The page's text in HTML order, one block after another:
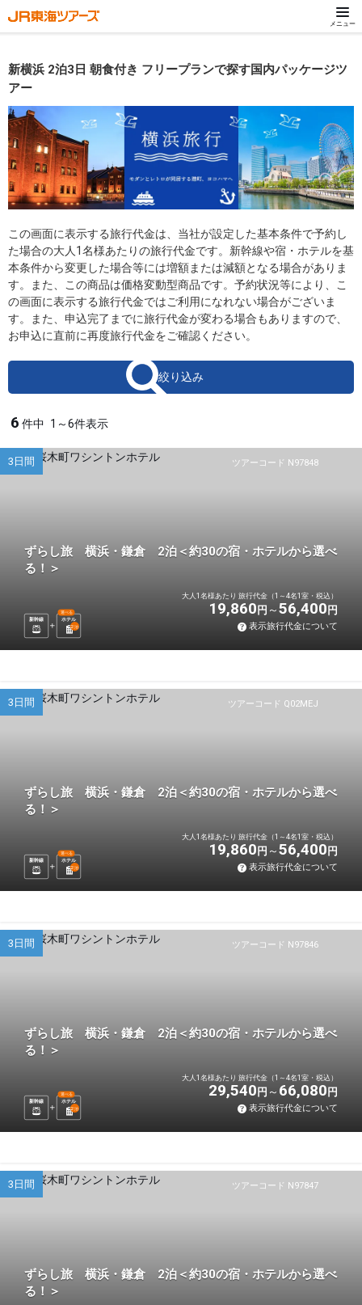
メニュー
新横浜 2泊3日 朝食付き フリープランで探す国内パッケージツ
アー
この画面に表示する旅行代金は、当社が設定した基本条件で予約し
た場合の大人1名様あたりの旅行代金です。新幹線や宿・ホテルを基
本条件から変更した場合等には増額または減額となる場合がありま
す。また、この商品は価格変動型商品です。予約状況等により、こ
の画面に表示する旅行代金ではご利用になれない場合がございま
す。また、申込完了までに旅行代金が変わる場合もありますので、
お申込に直前に再度旅行代金をご確認ください。
絞り込み
6 件中 1～6件表示
ツアーコード N97848
3日間
ずらし旅 横浜・鎌倉 2泊＜約30の宿・ホテルから選べ
る！＞
新幹線 ホテル
選べる
2泊
大人1名様あたり 旅行代金（1～4名1室・税込）
19,860 円 56,400 円
表示旅行代金について
ツアーコード Q02MEJ
3日間
ずらし旅 横浜・鎌倉 2泊＜約30の宿・ホテルから選べ
る！＞
新幹線 ホテル
選べる
2泊
大人1名様あたり 旅行代金（1～4名1室・税込）
19,860 円 56,400 円
表示旅行代金について
ツアーコード N97846
3日間
ずらし旅 横浜・鎌倉 2泊＜約30の宿・ホテルから選べ
る！＞
新幹線 ホテル
選べる
2泊
大人1名様あたり 旅行代金（1～4名1室・税込）
29,540 円 66,080 円
表示旅行代金について
ツアーコード N97847
3日間
ずらし旅 横浜・鎌倉 2泊＜約30の宿・ホテルから選べ
る！＞